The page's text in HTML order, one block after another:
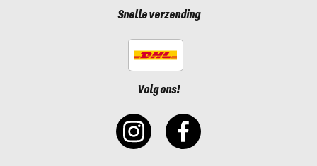
Snelle verzending
Volg ons!